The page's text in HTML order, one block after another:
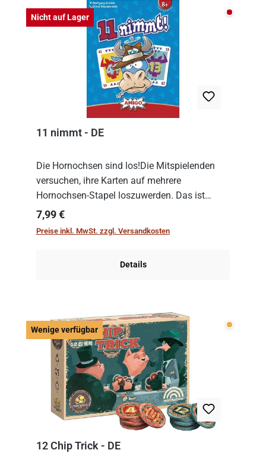
Nicht auf Lager Nicht
11 nimmt - DE
Die Hornochsen sind los!Die Mitspielenden
versuchen, ihre Karten auf mehrere
Hornochsen-Stapel loszuwerden. Das ist
kniffliger als gedacht, denn die Differenz
zwischen ausgespielter Karte und der
Regulärer Preis:
7,99 €
Preise inkl. MwSt. zzgl. Versandkosten
Details
Wenige verfügbar Wenige
12 Chip Trick - DE